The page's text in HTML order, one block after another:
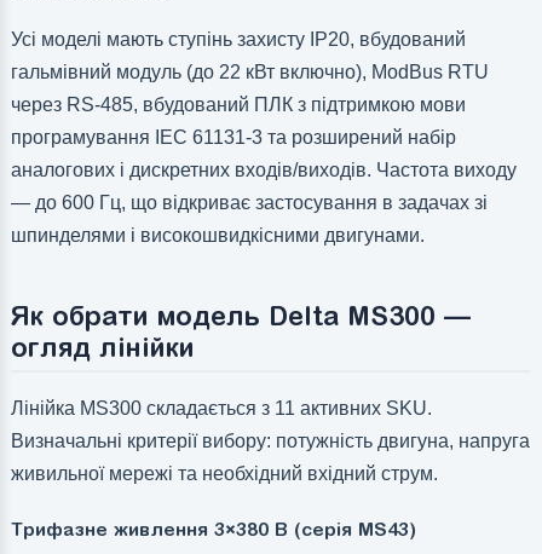
Усі моделі мають ступінь захисту IP20, вбудований
гальмівний модуль (до 22 кВт включно), ModBus RTU
через RS-485, вбудований ПЛК з підтримкою мови
програмування IEC 61131-3 та розширений набір
аналогових і дискретних входів/виходів. Частота виходу
— до 600 Гц, що відкриває застосування в задачах зі
шпинделями і високошвидкісними двигунами.
Як обрати модель Delta MS300 —
огляд лінійки
Лінійка MS300 складається з 11 активних SKU.
Визначальні критерії вибору: потужність двигуна, напруга
живильної мережі та необхідний вхідний струм.
Трифазне живлення 3×380 В (серія MS43)